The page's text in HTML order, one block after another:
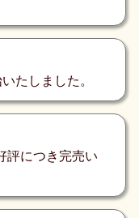
たしました。
評につき完売い